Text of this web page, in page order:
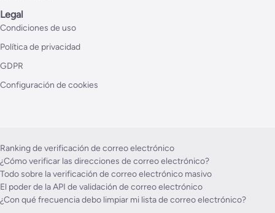
Legal
Condiciones de uso
Política de privacidad
GDPR
Configuración de cookies
Ranking de verificación de correo electrónico
¿Cómo verificar las direcciones de correo electrónico?
Todo sobre la verificación de correo electrónico masivo
El poder de la API de validación de correo electrónico
¿Con qué frecuencia debo limpiar mi lista de correo electrónico?